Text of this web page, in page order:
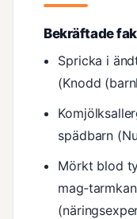
Bekräftade
Spricka i
(Knodd
spädbarn
Mörkt blod